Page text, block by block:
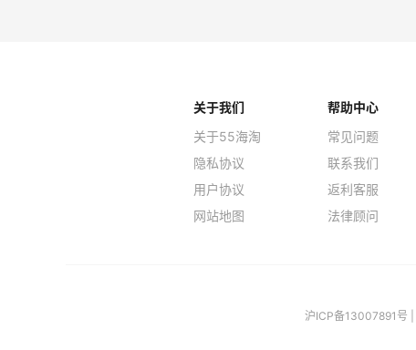
关于我们
关于55海淘
隐私协议
用户协议
网站地图
帮助中心
常见问题
联系我们
返利客服
法律顾问
沪ICP备13007891号